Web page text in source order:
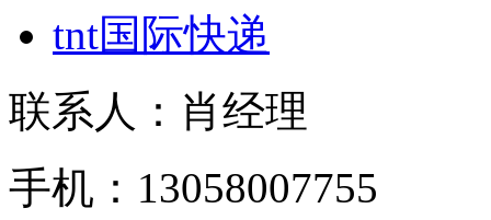
tnt国际快递
联系人：肖经理
手机：13058007755